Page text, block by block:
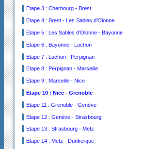
Etape 3 : Cherbourg - Brest
Etape 4 : Brest - Les Sables d’Olonne
Etape 5 : Les Sables d’Olonne - Bayonne
Etape 6 : Bayonne - Luchon
Etape 7 : Luchon - Perpignan
Etape 8 : Perpignan - Marseille
Etape 9 : Marseille - Nice
Etape 10 : Nice - Grenoble
Etape 11 : Grenoble - Genève
Etape 12 : Genève - Strasbourg
Etape 13 : Strasbourg - Metz
Etape 14 : Metz - Dunkerque